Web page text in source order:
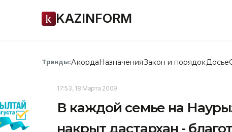
KAZINFORM
Тренды:АкордаНазначенияЗакон и порядок Досье
17:53, 18 Марта 2009
В каждой семье на
накрыт дастархан -